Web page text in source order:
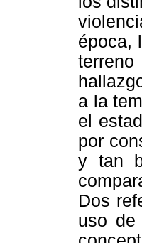
época,
a la
el
por
y tan
Dos
uso de